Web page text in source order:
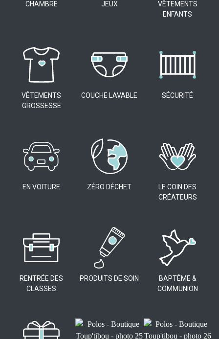
CHAMBRE JEUX
VÊTEMENTS
ENFANTS
VÊTEMENTS
GROSSESSE
COUCHE LAVABLE SÉCURITÉ
EN VOITURE ZÉRO DÉCHET
LE COIN DES
CRÉATEURS
RENTRÉE DES
CLASSES
PRODUITS DE SOIN
BAPTÊME &
COMMUNION